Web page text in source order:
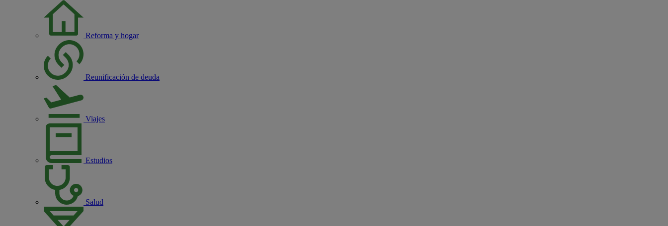
Reforma y hogar
Reunificación de deuda
Viajes
Estudios
Salud